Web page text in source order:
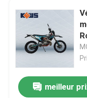
Maison
meilleur